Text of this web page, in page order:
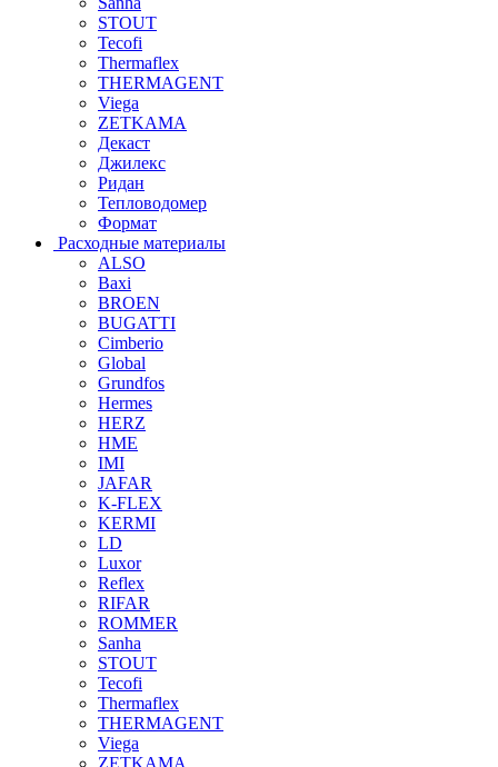
STOUT
Tecofi
Thermaflex
THERMAGENT
Viega
ZETKAMA
Декаст
Джилекс
Ридан
Тепловодомер
Формат
Расходные материалы
ALSO
Baxi
BROEN
BUGATTI
Cimberio
Global
Grundfos
Hermes
HERZ
HME
IMI
JAFAR
K-FLEX
KERMI
LD
Luxor
Reflex
RIFAR
ROMMER
Sanha
STOUT
Tecofi
Thermaflex
THERMAGENT
Viega
ZETKAMA